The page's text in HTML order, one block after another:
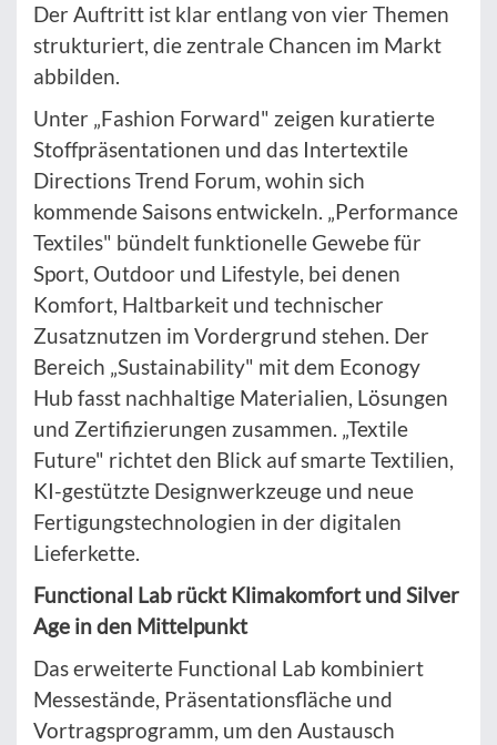
Der Auftritt ist klar entlang von vier Themen
strukturiert, die zentrale Chancen im Markt
abbilden.
Unter „Fashion Forward" zeigen kuratierte
Stoffpräsentationen und das Intertextile
Directions Trend Forum, wohin sich
kommende Saisons entwickeln. „Performance
Textiles" bündelt funktionelle Gewebe für
Sport, Outdoor und Lifestyle, bei denen
Komfort, Haltbarkeit und technischer
Zusatznutzen im Vordergrund stehen. Der
Bereich „Sustainability" mit dem Econogy
Hub fasst nachhaltige Materialien, Lösungen
und Zertifizierungen zusammen. „Textile
Future" richtet den Blick auf smarte Textilien,
KI-gestützte Designwerkzeuge und neue
Fertigungstechnologien in der digitalen
Lieferkette.
Functional Lab rückt Klimakomfort und Silver
Age in den Mittelpunkt
Das erweiterte Functional Lab kombiniert
Messestände, Präsentationsfläche und
Vortragsprogramm, um den Austausch